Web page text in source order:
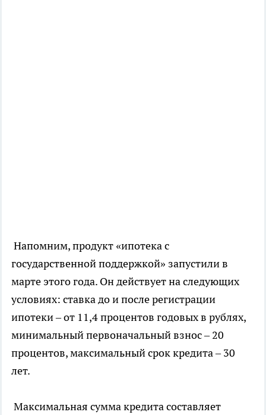
Напомним, продукт «ипотека с
государственной поддержкой» запустили в
марте этого года. Он действует на следующих
условиях: ставка до и после регистрации
ипотеки – от 11,4 процентов годовых в рублях,
минимальный первоначальный взнос – 20
процентов, максимальный срок кредита – 30
лет.
Максимальная сумма кредита составляет